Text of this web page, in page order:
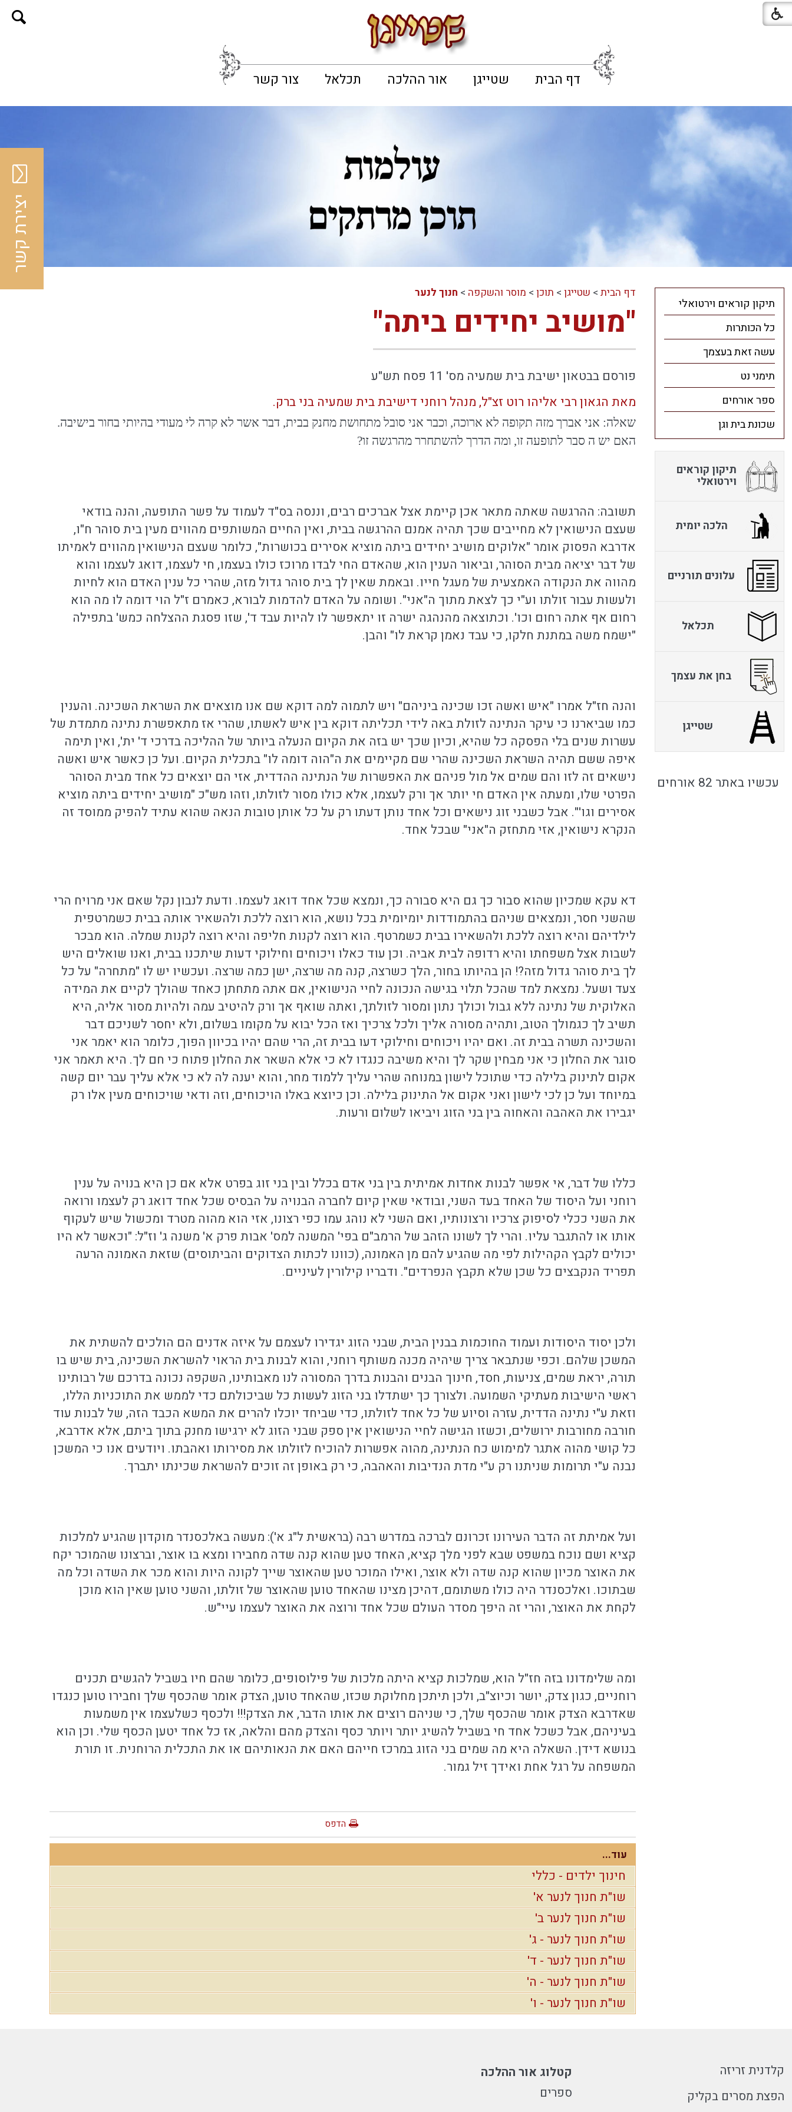
דף הבית שטייגן אור ההלכה תכלאל צור קשר
דף הבית> שטייגן> תוכן> מוסר והשקפה > חנוך לנער
"מושיב יחידים ביתה"
פורסם בבטאון ישיבת בית שמעיה מס' 11 פסח תש"ע
מאת הגאון רבי אליהו רוט זצ"ל, מנהל רוחני דישיבת בית שמעיה בני ברק.
שאלה: אני אברך מזה תקופה לא ארוכה, וכבר אני סובל מתחושת מחנק בבית, דבר אשר לא קרה לי מעודי בהיותי בחור בישיבה.
האם יש ה סבר לתופעה זו, ומה הדרך להשתחרר מהרגשה זו?
תשובה: ההרגשה שאתה מתאר אכן קיימת אצל אברכים רבים, וננסה בס"ד לעמוד על פשר התופעה, והנה בודאי
שעצם הנישואין לא מחייבים שכך תהיה אמנם ההרגשה בבית, ואין החיים המשותפים מהווים מעין בית סוהר ח"ו,
אדרבא הפסוק אומר "אלוקים מושיב יחידים ביתה מוציא אסירים בכושרות", כלומר שעצם הנישואין מהווים לאמיתו
של דבר יציאה מבית הסוהר, וביאור הענין הוא, שהאדם החי לבדו מרוכז כולו בעצמו, חי לעצמו, דואג לעצמו והוא
מהווה את הנקודה האמצעית של מעגל חייו. ובאמת שאין לך בית סוהר גדול מזה, שהרי כל ענין האדם הוא לחיות
ולעשות עבור זולתו וע"י כך לצאת מתוך ה"אני". ושומה על האדם להדמות לבורא, כאמרם ז"ל הוי דומה לו מה הוא
רחום אף אתה רחום וכו'. וכתוצאה מהנהגה ישרה זו יתאפשר לו להיות עבד ד', שזו פסגת ההצלחה כמש' בתפילה
"ישמח משה במתנת חלקו, כי עבד נאמן קראת לו" והבן.
והנה חז"ל אמרו "איש ואשה זכו שכינה ביניהם" ויש לתמוה למה דוקא שם אנו מוצאים את השראת השכינה. והענין
כמו שביארנו כי עיקר הנתינה לזולת באה לידי תכליתה דוקא בין איש לאשתו, שהרי אז מתאפשרת נתינה מתמדת של
עשרות שנים בלי הפסקה כל שהיא, וכיון שכך יש בזה את הקיום הנעלה ביותר של ההליכה בדרכי ד' ית', ואין תימה
איפה ששם תהיה השראת השכינה שהרי שם מקיימים את ה"הוה דומה לו" בתכלית הקיום. ועל כן כאשר איש ואשה
נישאים זה לזו והם שמים אל מול פניהם את האפשרות של הנתינה ההדדית, אזי הם יוצאים כל אחד מבית הסוהר
הפרטי שלו, ומעתה אין האדם חי יותר אך ורק לעצמו, אלא כולו מסור לזולתו, וזהו מש"כ "מושיב יחידים ביתה מוציא
אסירים וגו'". אבל כשבני זוג נישאים וכל אחד נותן דעתו רק על כל אותן טובות הנאה שהוא עתיד להפיק ממוסד זה
הנקרא נישואין, אזי מתחזק ה"אני" שבכל אחד.
דא עקא שמכיון שהוא סבור כך גם היא סבורה כך, ונמצא שכל אחד דואג לעצמו. ודעת לנבון נקל שאם אני מרויח הרי
שהשני חסר, ונמצאים שניהם בהתמודדות יומיומית בכל נושא, הוא רוצה ללכת ולהשאיר אותה בבית כשמרטפית
לילדיהם והיא רוצה ללכת ולהשאירו בבית כשמרטף. הוא רוצה לקנות חליפה והיא רוצה לקנות שמלה. הוא מבכר
לשבות אצל משפחתו והיא רדופה לבית אביה. וכן עוד כאלו ויכוחים וחילוקי דעות שיתכנו בבית, ואנו שואלים היש
לך בית סוהר גדול מזה?! הן בהיותו בחור, הלך כשרצה, קנה מה שרצה, ישן כמה שרצה. ועכשיו יש לו "מתחרה" על כל
צעד ושעל. נמצאת למד שהכל תלוי בגישה הנכונה לחיי הנישואין, אם אתה מתחתן כאחד שהולך לקיים את המידה
האלוקית של נתינה ללא גבול וכולך נתון ומסור לזולתך, ואתה שואף אך ורק להיטיב עמה ולהיות מסור אליה, היא
תשיב לך כגמולך הטוב, ותהיה מסורה אליך ולכל צרכיך ואז הכל יבוא על מקומו בשלום, ולא יחסר לשניכם דבר
והשכינה תשרה בבית זה. ואם יהיו ויכוחים וחילוקי דעו בבית זה, הרי שהם יהיו בכיוון הפוך, כלומר הוא יאמר אני
סוגר את החלון כי אני מבחין שקר לך והיא משיבה כנגדו לא כי אלא השאר את החלון פתוח כי חם לך. היא תאמר אני
אקום לתינוק בלילה כדי שתוכל לישון במנוחה שהרי עליך ללמוד מחר, והוא יענה לה לא כי אלא עליך עבר יום קשה
במיוחד ועל כן לכי לישון ואני אקום אל התינוק בלילה. וכן כיוצא באלו הויכוחים, וזה ודאי שויכוחים מעין אלו רק
יגבירו את האהבה והאחוה בין בני הזוג ויביאו לשלום ורעות.
כללו של דבר, אי אפשר לבנות אחדות אמיתית בין בני אדם בכלל ובין בני זוג בפרט אלא אם כן היא בנויה על ענין
רוחני ועל היסוד של האחד בעד השני, ובודאי שאין קיום לחברה הבנויה על הבסיס שכל אחד דואג רק לעצמו ורואה
את השני ככלי לסיפוק צרכיו ורצונותיו, ואם השני לא נוהג עמו כפי רצונו, אזי הוא מהוה מטרד ומכשול שיש לעקוף
אותו או להתגבר עליו. והרי לך לשונו הזהב של הרמב"ם בפי' המשנה למס' אבות פרק א' משנה ג' וז"ל: "וכאשר לא היו
יכולים לקבץ הקהילות לפי מה שהגיע להם מן האמונה, (כוונו לכתות הצדוקים והביתוסים) שזאת האמונה הרעה
תפריד הנקבצים כל שכן שלא תקבץ הנפרדים". ודבריו קילורין לעיניים.
ולכן יסוד היסודות ועמוד החוכמות בבנין הבית, שבני הזוג יגדירו לעצמם על איזה אדנים הם הולכים להשתית את
המשכן שלהם. וכפי שנתבאר צריך שיהיה מכנה משותף רוחני, והוא לבנות בית הראוי להשראת השכינה, בית שיש בו
תורה, יראת שמים, צניעות, חסד, חינוך הבנים והבנות בדרך המסורה לנו מאבותינו, השקפה נכונה בדרכם של רבותינו
ראשי הישיבות מעתיקי השמועה. ולצורך כך ישתדלו בני הזוג לעשות כל שביכולתם כדי לממש את התוכניות הללו,
וזאת ע"י נתינה הדדית, עזרה וסיוע של כל אחד לזולתו, כדי שביחד יוכלו להרים את המשא הכבד הזה, של לבנות עוד
חורבה מחורבות ירושלים, וכשזו הגישה לחיי הנישואין אין ספק שבני הזוג לא ירגישו מחנק בתוך ביתם, אלא אדרבא,
כל קושי מהוה אתגר למימוש כח הנתינה, מהוה אפשרות להוכיח לזולתו את מסירותו ואהבתו. ויודעים אנו כי המשכן
נבנה ע"י תרומות שניתנו רק ע"י מדת הנדיבות והאהבה, כי רק באופן זה זוכים להשראת שכינתו יתברך.
ועל אמיתת זה הדבר העירונו זכרונם לברכה במדרש רבה (בראשית ל"ג א'): מעשה באלכסנדר מוקדון שהגיע למלכות
קציא ושם נוכח במשפט שבא לפני מלך קציא, האחד טען שהוא קנה שדה מחבירו ומצא בו אוצר, וברצונו שהמוכר יקח
את האוצר מכיון שהוא קנה שדה ולא אוצר, ואילו המוכר טען שהאוצר שייך לקונה היות והוא מכר את השדה וכל מה
שבתוכו. ואלכסנדר היה כולו משתומם, דהיכן מצינו שהאחד טוען שהאוצר של זולתו, והשני טוען שאין הוא מוכן
לקחת את האוצר, והרי זה היפך מסדר העולם שכל אחד ורוצה את האוצר לעצמו עיי"ש.
ומה שלימדונו בזה חז"ל הוא, שמלכות קציא היתה מלכות של פילוסופים, כלומר שהם חיו בשביל להגשים תכנים
רוחניים, כגון צדק, יושר וכיוצ"ב, ולכן תיתכן מחלוקת שכזו, שהאחד טוען, הצדק אומר שהכסף שלך וחבירו טוען כנגדו
שאדרבא הצדק אומר שהכסף שלך, כי שניהם רוצים את אותו הדבר, את הצדק!!! ולכסף כשלעצמו אין משמעות
בעיניהם, אבל כשכל אחד חי בשביל להשיג יותר ויותר כסף והצדק מהם והלאה, אז כל אחד יטען הכסף שלי. וכן הוא
בנושא דידן. השאלה היא מה שמים בני הזוג במרכז חייהם האם את הנאותיהם או את התכלית הרוחנית. זו תורת
המשפחה על רגל אחת ואידך זיל גמור.
הדפס
עוד...
חינוך ילדים - כללי
שו"ת חנוך לנער א'
שו"ת חנוך לנער ב'
שו"ת חנוך לנער - ג'
שו"ת חנוך לנער - ד'
שו"ת חנוך לנער - ה'
שו"ת חנוך לנער - ו'
תיקון קוראים וירטואלי
כל הכותרות
עשה זאת בעצמך
תימני נט
ספר אורחים
שכונת בית וגן
תיקון קוראים
וירטואלי
הלכה יומית
עלונים תורניים
תכלאל
בחן את עצמך
שטייגן
עכשיו באתר 82 אורחים
קלדנית זריזה
הפצת מסרים בקליק
קטלוג אור ההלכה
ספרים
יצירת קשר